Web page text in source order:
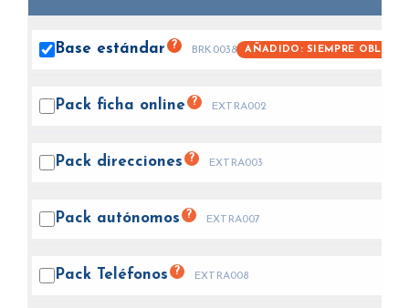
Base estándar ? BRK0038 AÑADIDO: SIEMPRE
Pack ficha online ? EXTRA002
Pack direcciones ? EXTRA003
Pack autónomos ? EXTRA007
Pack Teléfonos ? EXTRA008